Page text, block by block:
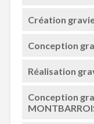
Création
Conception
Réalisation
Conception